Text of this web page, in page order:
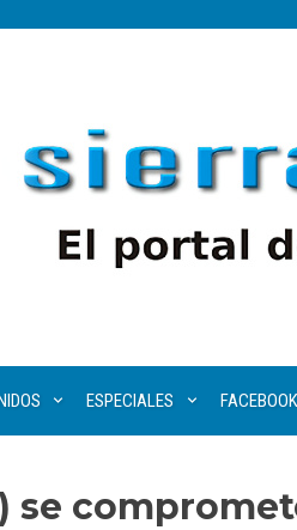
ESPECIALES FACEBOOK
se